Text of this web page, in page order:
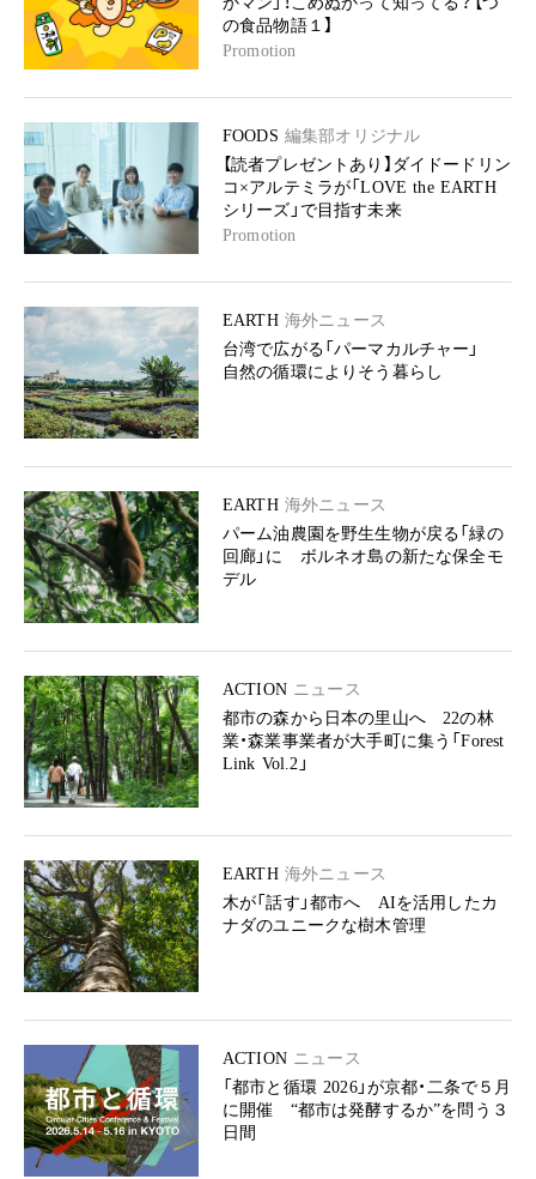
の食品物語１】
Promotion
FOODS 編集部オリジナル
【読者プレゼントあり】ダイドードリン
コ×アルテミラが「LOVE the EARTH
シリーズ」で目指す未来
Promotion
EARTH 海外ニュース
台湾で広がる「パーマカルチャー」
自然の循環によりそう暮らし
EARTH 海外ニュース
パーム油農園を野生生物が戻る「緑の
回廊」に ボルネオ島の新たな保全モ
デル
ACTION ニュース
都市の森から日本の里山へ 22の林
業・森業事業者が大手町に集う「Forest
Link Vol.2」
EARTH 海外ニュース
木が「話す」都市へ AIを活用したカ
ナダのユニークな樹木管理
ACTION ニュース
「都市と循環 2026」が京都・二条で５月
に開催 “都市は発酵するか”を問う３
日間